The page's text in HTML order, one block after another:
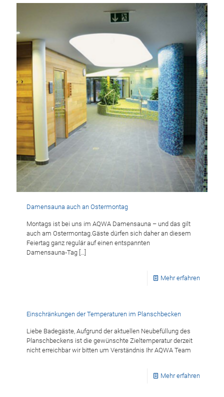
Damensauna auch an Ostermontag
Montags ist bei uns im AQWA Damensauna – und das gilt
auch am Ostermontag.Gäste dürfen sich daher an diesem
Feiertag ganz regulär auf einen entspannten
Damensauna‑Tag […]
Mehr erfahren
Einschränkungen der Temperaturen im Planschbecken
Liebe Badegäste, Aufgrund der aktuellen Neubefüllung des
Planschbeckens ist die gewünschte Zieltemperatur derzeit
nicht erreichbar wir bitten um Verständnis Ihr AQWA Team
Mehr erfahren